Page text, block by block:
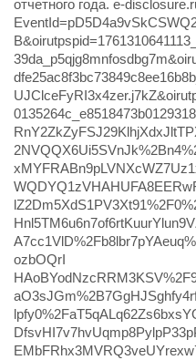
отчетного года. e-
ozbOQrI